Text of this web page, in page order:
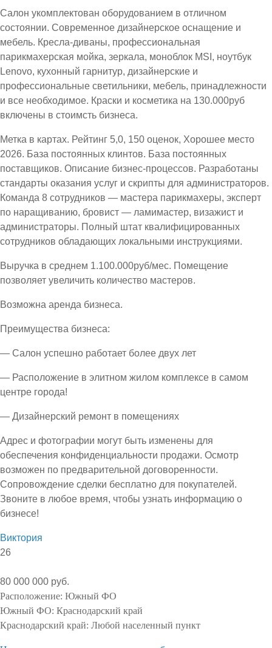
Салон укомплектован оборудованием в отличном
состоянии. Современное дизайнерское оснащение и
мебель. Кресла-диваны, профессиональная
парикмахерская мойка, зеркала, моноблок MSI, ноутбук
Lenovo, кухонный гарнитур, дизайнерские и
профессиональные светильники, мебель, принадлежности
и все необходимое. Краски и косметика на 130.000руб
включены в стоимсть бизнеса.
Метка в картах. Рейтинг 5,0, 150 оценок, Хорошее место
2026. База постоянных клинтов. База постоянных
поставщиков. Описание бизнес-процессов. Разработаны
стандарты оказания услуг и скрипты для администраторов.
Команда 8 сотрудников — мастера парикмахеры, эксперт
по наращиванию, бровист — ламимастер, визажист и
администраторы. Полный штат квалифицированных
сотрудников обладающих локальными инструкциями.
Выручка в среднем 1.100.000руб/мес. Помещение
позволяет увеличить количество мастеров.
Возможна аренда бизнеса.
Преимущества бизнеса:
— Салон успешно работает более двух лет
— Расположение в элитном жилом комплексе в самом
центре города!
— Дизайнерский ремонт в помещениях
Адрес и фотографии могут быть изменены для
обеспечения конфиденциальности продажи. Осмотр
возможен по предварительной договоренности.
Сопровождение сделки бесплатно для покупателей.
Звоните в любое время, чтобы узнать информацию о
бизнесе!
Виктория
26
80 000 000 руб.
Расположение: Южный ФО
Южный ФО: Краснодарский край
Краснодарский край: Любой населенный пункт